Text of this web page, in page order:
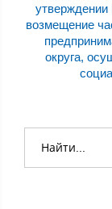
утверждении
возмещение
округа,